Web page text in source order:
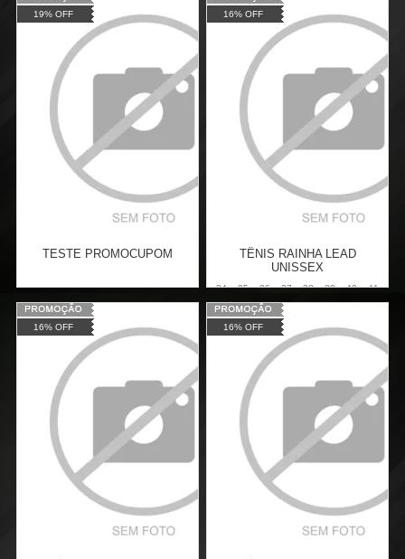
Varejo:
Atacado: R$ 109,99 (Apenas
Revendedor)
6
CATEGORIA EXEMPLO
COMPRAR
Varejo:
Atacado: R$ 109,99 (Apenas
Revendedor)
6
Cat:MANGA CURTA
COMPRAR
19% OFF
TESTE PROMOCUPOM
Varejo:
Atacado: R$ 123,79 (Apenas
Revendedor)
6 x
COMPRAR
16% OFF
TÊNIS RAINHA LEAD
UNISSEX
34 35 36 37 38 39 40
41
42
Varejo: R$ 149,90
Atacado: R$
de
Cat: MASCULINO
COMPRAR
16% OFF 16% OFF